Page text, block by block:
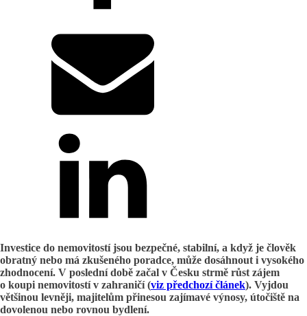
Investice do nemovitostí jsou bezpečné, stabilní, a když je člověk
obratný nebo má zkušeného poradce, může dosáhnout i vysokého
zhodnocení. V poslední době začal v Česku strmě růst zájem
o koupi nemovitostí v zahraničí (viz předchozí článek). Vyjdou
většinou levněji, majitelům přinesou zajímavé výnosy, útočiště na
dovolenou nebo rovnou bydlení.